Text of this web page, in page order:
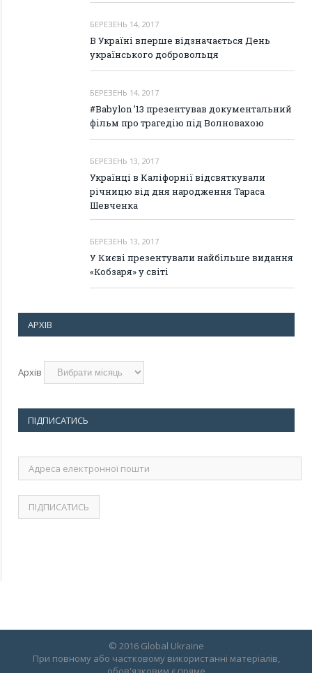
БЕРЕЗЕНЬ 14, 2017
В Україні вперше відзначається День
українського добровольця
БЕРЕЗЕНЬ 14, 2017
#Babylon ’13 презентував документальний
фільм про трагедію під Волновахою
БЕРЕЗЕНЬ 13, 2017
Українці в Каліфорнії відсвяткували
річницю від дня народження Тараса
Шевченка
БЕРЕЗЕНЬ 13, 2017
У Києві презентували найбільше видання
«Кобзаря» у світі
АРХІВ
Архів
ПІДПИСАТИСЬ
Адреса
електронної
© 2016 Global Ukraine
При повному або частковому використанні матеріалів,